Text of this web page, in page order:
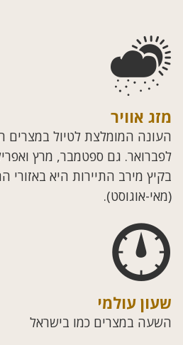
מזג אוויר
העונה המומלצת לטיול במצרים
לפברואר. גם ספטמבר, מרץ
בקיץ מירב התיירות היא
(מאי-אוגוסט).
שעון עולמי
השעה במצרים כמו בישראל